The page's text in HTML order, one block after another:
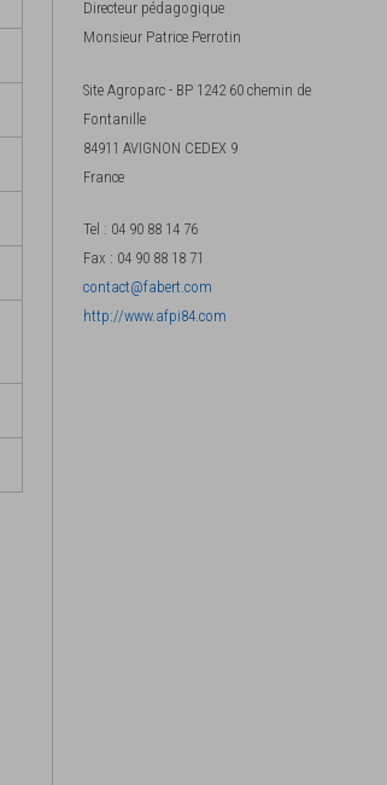
Directeur pédagogique
Monsieur Patrice Perrotin
Site Agroparc - BP 1242 60 chemin de
Fontanille
84911 AVIGNON CEDEX 9
France
Tel : 04 90 88 14 76
Fax : 04 90 88 18 71
contact@fabert.com
http://www.afpi84.com